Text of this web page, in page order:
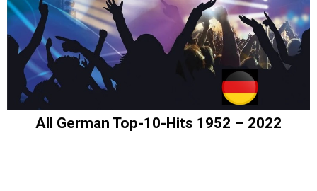
All German Top-10-Hits 1952 – 2022